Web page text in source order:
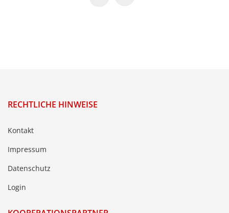
RECHTLICHE HINWEISE
Kontakt
Impressum
Datenschutz
Login